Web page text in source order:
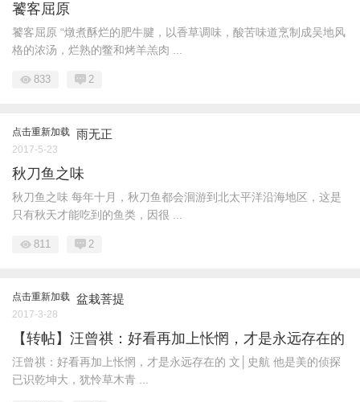
饕客屈原
饕客屈原 “燉煮酥烂的肥牛腱，以香草调味，酸苦味道烹制成吴地风
格的浓汤，烂熟的鳖和烤羊羔肉 ...
833 2
点击重新加载 雨无正
2017-5-23
秋刀鱼之味
秋刀鱼之味 每年十月，秋刀鱼都会洄游到北太平洋沿海地区，这是
只有秋天才能吃到的鱼类，因很 ...
811 2
点击重新加载 盆栽菩提
2017-3-28
【转帖】汪曾祺：好看再加上怅惘，才是永远存在的
汪曾祺：好看再加上怅惘，才是永远存在的 文│史航 他是美的侦探
已识乾坤大，犹怜草木青 ...